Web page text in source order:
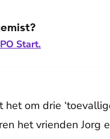
Start.
het om drie
het vrienden Jorg